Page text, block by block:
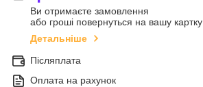
Ви отримаєте замовлення
або гроші повернуться на вашу картку
Детальніше
Післяплата
Оплата на рахунок